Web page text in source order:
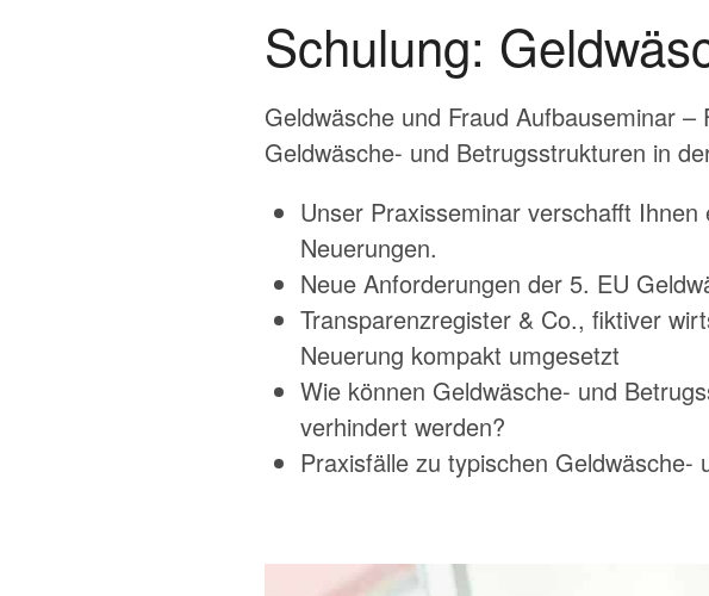
Schulung:
Geldwäsche und Fraud Aufbauseminar
Geldwäsche- und Betrugsstrukturen in
Unser Praxisseminar verschafft
Neuerungen.
Neue Anforderungen der 5. EU
Transparenzregister & Co., fiktiver
Neuerung kompakt umgesetzt
Wie können Geldwäsche- und
verhindert werden?
Praxisfälle zu typischen Geldwäsche-